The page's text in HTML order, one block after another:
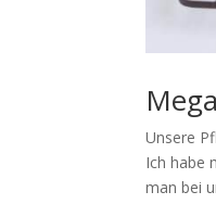
Unsere
Ich habe
man bei